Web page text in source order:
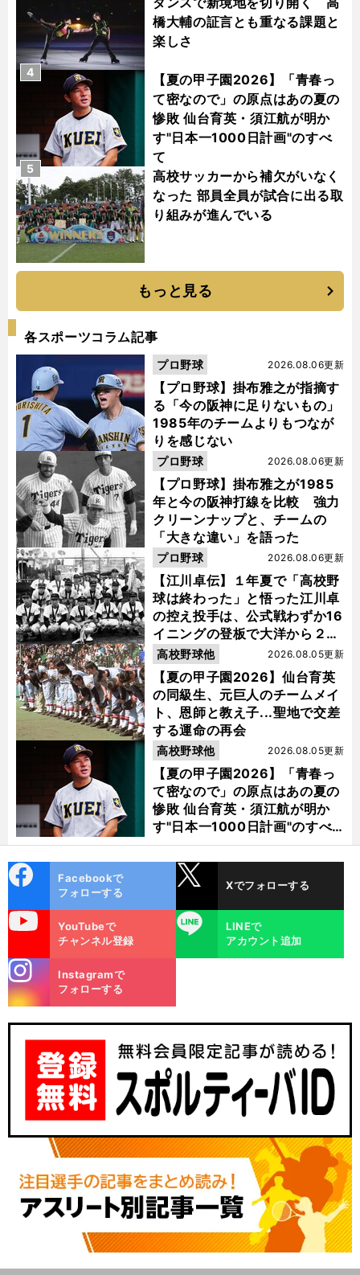
橋大輔の証言とも重なる課題と
楽しさ
【夏の甲子園2026】「青春っ
て密なので」の原点はあの夏の
惨敗 仙台育英・須江航が明か
す"日本一1000日計画"のすべ
て
4
高校サッカーから補欠がいなく
なった 部員全員が試合に出る取
り組みが進んでいる
5
もっと見る
各スポーツコラム記事
【プロ野球】掛布雅之が指摘す
る「今の阪神に足りないもの」
1985年のチームよりもつなが
りを感じない
2026.08.06更新
プロ野球
【プロ野球】掛布雅之が1985
年と今の阪神打線を比較 強力
クリーンナップと、チームの
「大きな違い」を語った
2026.08.06更新
プロ野球
【江川卓伝】１年夏で「高校野
球は終わった」と悟った江川卓
の控え投手は、公式戦わずか16
イニングの登板で大洋から２位
指名を受けた
2026.08.06更新
プロ野球
【夏の甲子園2026】仙台育英
の同級生、元巨人のチームメイ
ト、恩師と教え子...聖地で交差
する運命の再会
2026.08.05更新
高校野球他
【夏の甲子園2026】「青春っ
て密なので」の原点はあの夏の
惨敗 仙台育英・須江航が明か
す"日本一1000日計画"のすべ
て
2026.08.05更新
高校野球他
ok
Facebookで
フォローする
Xでフォローする
YouTubeで
チャンネル登録
LINE
LINEで
アカウント追加
m
Instagramで
フォローする